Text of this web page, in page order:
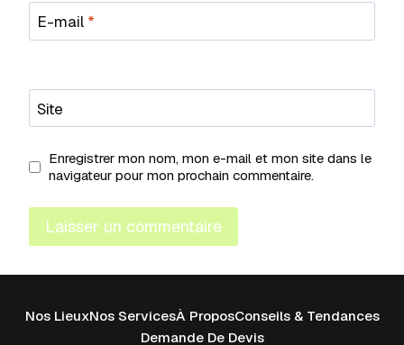
E-mail *
Site
Enregistrer mon nom, mon e-mail et mon site dans le
navigateur pour mon prochain commentaire.
Nos LieuxNos ServicesÀ ProposConseils & Tendances
Demande De Devis